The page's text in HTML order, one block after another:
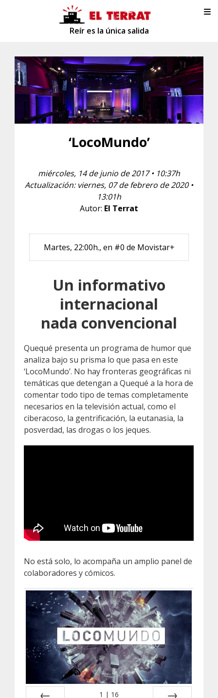
Reír es la única salida
‘LocoMundo’
miércoles, 14 de junio de 2017 • 10:37h
Actualización: viernes, 07 de febrero de 2020 •
13:01h
Autor: El Terrat
Martes, 22:00h., en #0 de Movistar+